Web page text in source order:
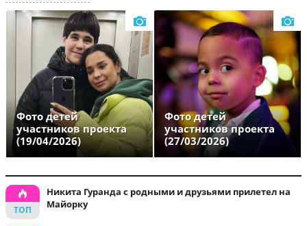
Фото детей
участников проекта
(19/04/2026)
Фото детей
участников проекта
(27/03/2026)
Никита Гуранда с родными и друзьями прилетел на
Майорку